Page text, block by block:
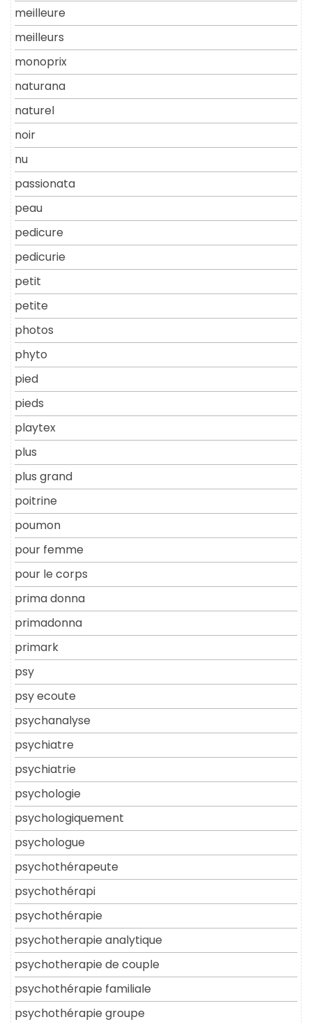
meilleure
meilleurs
monoprix
naturana
naturel
noir
nu
passionata
peau
pedicure
pedicurie
petit
petite
photos
phyto
pied
pieds
playtex
plus
plus grand
poitrine
poumon
pour femme
pour le corps
prima donna
primadonna
primark
psy
psy ecoute
psychanalyse
psychiatre
psychiatrie
psychologie
psychologiquement
psychologue
psychothérapeute
psychothérapi
psychothérapie
psychotherapie analytique
psychotherapie de couple
psychothérapie familiale
psychothérapie groupe